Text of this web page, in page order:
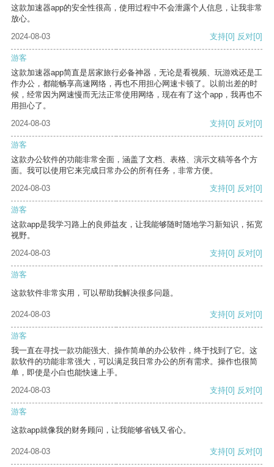
这款加速器app的安全性很高，使用过程中不会泄露个人信息，让我非常
放心。
2024-08-03
支持[0] 反对[0]
游客
这款加速器app简直是居家旅行必备神器，无论是看视频、玩游戏还是工
作办公，都能畅享高速网络，再也不用担心网速卡顿了。以前出差的时
候，经常因为网速慢而无法正常使用网络，现在有了这个app，我再也不
用担心了。
2024-08-03
支持[0] 反对[0]
游客
这款办公软件的功能非常全面，涵盖了文档、表格、演示文稿等各个方
面。我可以使用它来完成日常办公的所有任务，非常方便。
2024-08-03
支持[0] 反对[0]
游客
这款app是我学习路上的良师益友，让我能够随时随地学习新知识，拓宽
视野。
2024-08-03
支持[0] 反对[0]
游客
这款软件非常实用，可以帮助我解决很多问题。
2024-08-03 支持[0] 反对[0]
游客
我一直在寻找一款功能强大、操作简单的办公软件，终于找到了它。这
款软件的功能非常强大，可以满足我日常办公的所有需求。操作也很简
单，即使是小白也能快速上手。
2024-08-03
支持[0] 反对[0]
游客
这款app就像我的财务顾问，让我能够省钱又省心。
2024-08-03 支持[0] 反对[0]